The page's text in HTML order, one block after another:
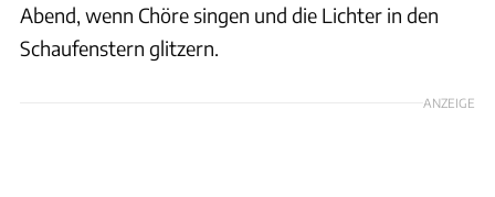
Abend, wenn Chöre singen und die Lichter in den
Schaufenstern glitzern.
ANZEIGE